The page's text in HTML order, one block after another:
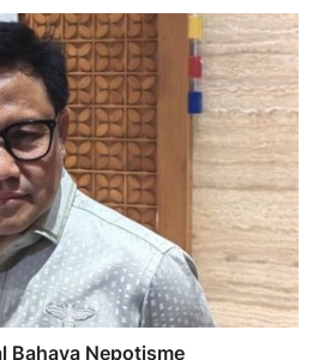
Bahaya Nepotisme